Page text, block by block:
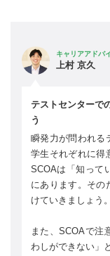
キャリアアドバ
上村 京久
テストセンターで
う
瞬発力が問われる
学生それぞれに得
SCOAは「知って
にあります。その
けていきましょう。
また、SCOAで注
わしができない」